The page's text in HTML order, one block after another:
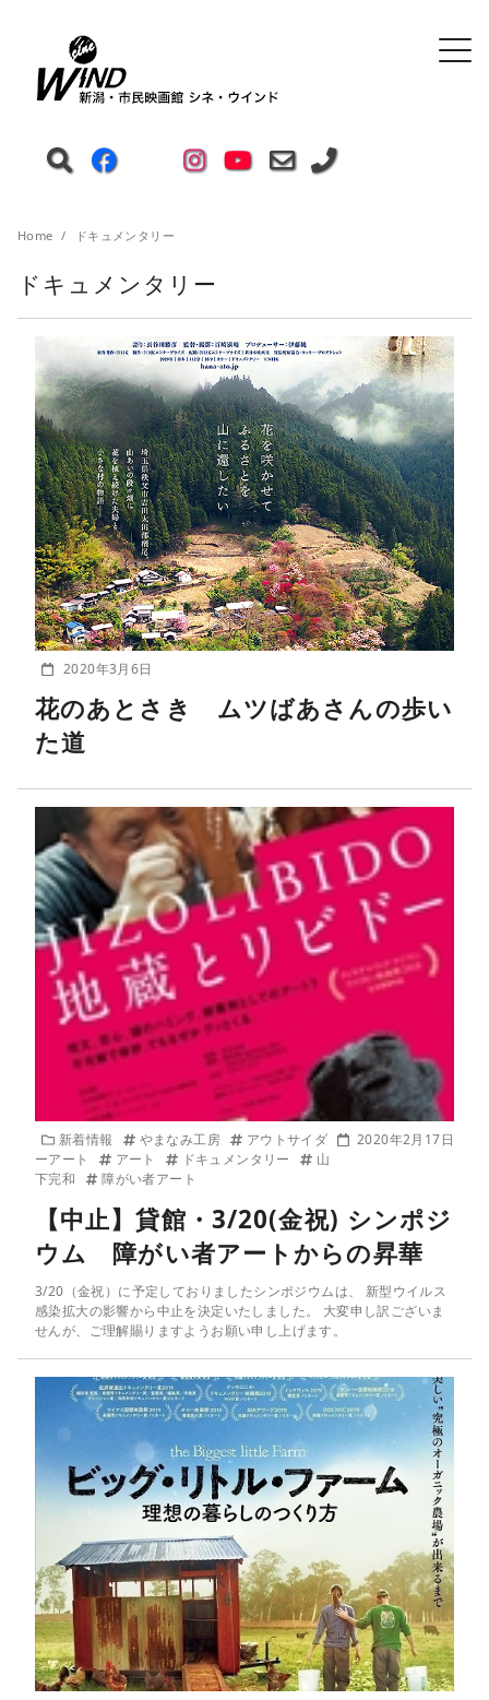
Home ドキュメンタリー
ドキュメンタリー
2020年3月6日
花のあとさき ムツばあさんの歩い
た道
新着情報 やまなみ工房
アウトサイダ
ーアート
アート ドキュメンタリー
山
下完和
障がい者アート
2020年2月17日
【中止】貸館・3/20(金祝) シンポジ
ウム 障がい者アートからの昇華
3/20（金祝）に予定しておりましたシンポジウムは、 新型ウイルス
感染拡大の影響から中止を決定いたしました。 大変申し訳ございま
せんが、ご理解賜りますようお願い申し上げます。